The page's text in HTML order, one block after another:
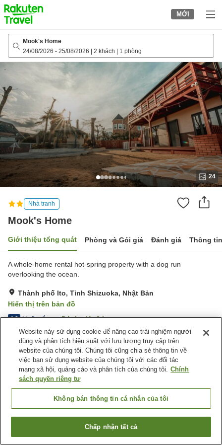
to
top
page
MỚI
Mook's Home
24/08/2026 - 25/08/2026 2 khách 1 phòng
24
Nhà tranh
Mook's Home
Giới thiệu tổng quát Phòng và Gói giá Đánh giá Thông
A whole-home rental hot-spring property with a dog run
overlooking the ocean.
Thành phố Ito, Tỉnh Shizuoka, Nhật Bản
Hiển thị trên bản đồ
4.8 Xuất sắc Đánh giá:8lượt
Tiện nghi chỗ nghỉ
Nhà Tắm Công Cộng (Có
nước nóng)
Nhật Bản Tỉnh Shizuoka
Thành phố Ito
Mook's Home
Tìm phòng trống
Website này sử dụng cookie để nâng cao trải nghiệm người
dùng và phân tích hiệu suất với lưu lượng truy cập trên
website của chúng tôi. Chúng tôi cũng chia sẻ thông tin về
việc bạn sử dụng website của chúng tôi với các đối tác
mạng xã hội, quảng cáo và phân tích của chúng tôi. Chính
sách quyền riêng tư
Không bán thông tin cá nhân của tôi
Chấp nhận tất cả